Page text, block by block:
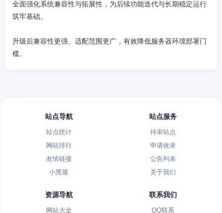
全面强化系统兼容性与拓展性，为后续功能迭代与长期稳定运行
筑牢基础。
升级后兼容性更强、适配范围更广，有效降低服务器环境部署门
槛。
站点导航
站点统计
网站排行
友情链接
小黑屋
站点服务
待审站点
申请收录
公告列表
关于我们
资源导航
网站大全
联系我们
QQ联系